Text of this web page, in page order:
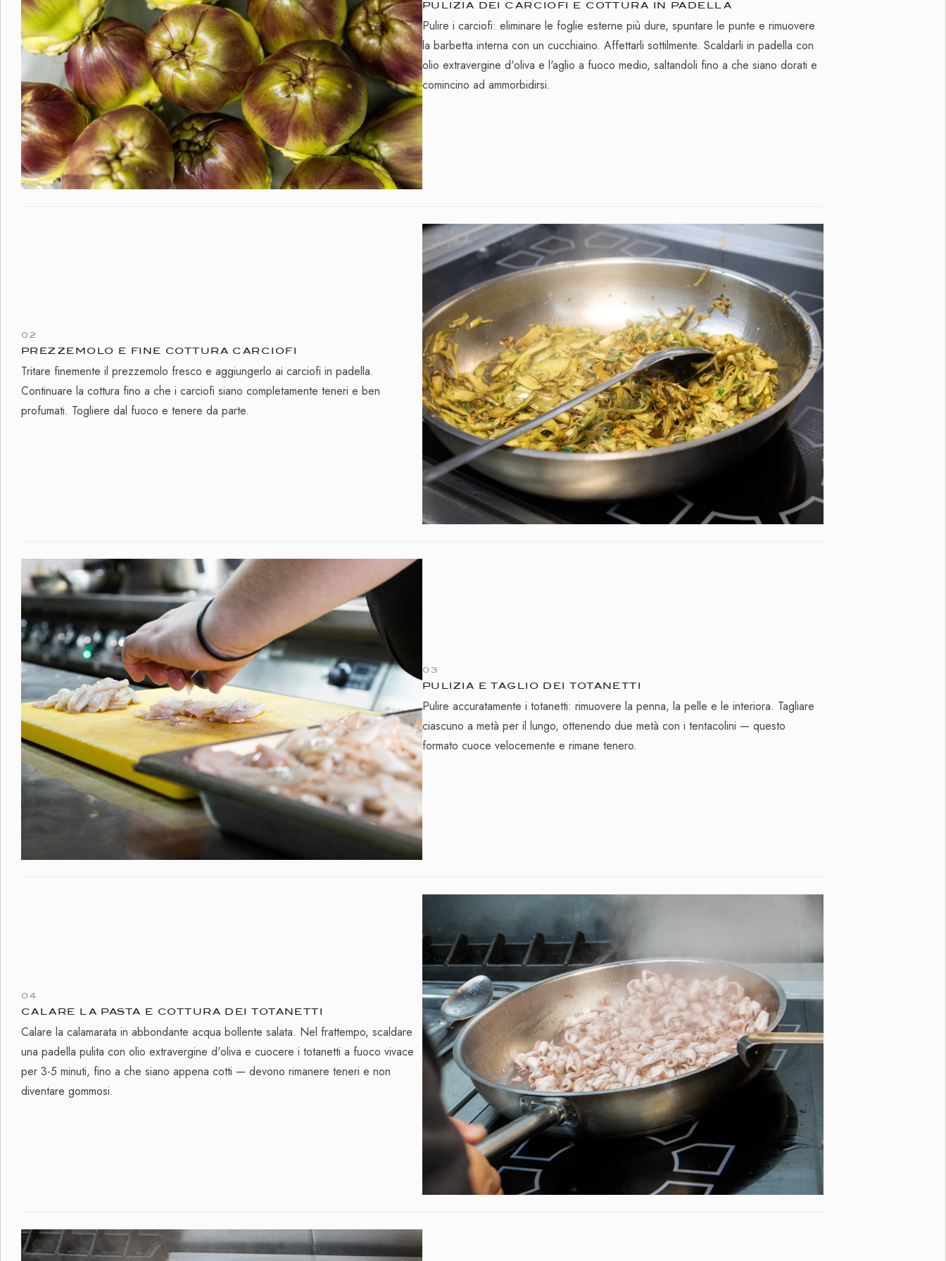
PULIZIA DEI CARCIOFI E COTTURA IN PADELLA
Pulire i carciofi: eliminare le foglie esterne più dure, spuntare le punte e rimuovere
la barbetta interna con un cucchiaino. Affettarli sottilmente. Scaldarli in padella con
olio extravergine d'oliva e l'aglio a fuoco medio, saltandoli fino a che siano dorati e
comincino ad ammorbidirsi.
02
PREZZEMOLO E FINE COTTURA CARCIOFI
Tritare finemente il prezzemolo fresco e aggiungerlo ai carciofi in padella.
Continuare la cottura fino a che i carciofi siano completamente teneri e ben
profumati. Togliere dal fuoco e tenere da parte.
03
PULIZIA E TAGLIO DEI TOTANETTI
Pulire accuratamente i totanetti: rimuovere la penna, la pelle e le interiora. Tagliare
ciascuno a metà per il lungo, ottenendo due metà con i tentacolini — questo
formato cuoce velocemente e rimane tenero.
04
CALARE LA PASTA E COTTURA DEI TOTANETTI
Calare la calamarata in abbondante acqua bollente salata. Nel frattempo, scaldare
una padella pulita con olio extravergine d'oliva e cuocere i totanetti a fuoco vivace
per 3-5 minuti, fino a che siano appena cotti — devono rimanere teneri e non
diventare gommosi.